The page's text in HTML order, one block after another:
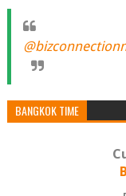
BANGKOK TIME